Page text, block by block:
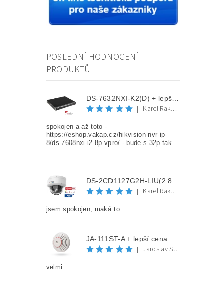
POSLEDNÍ HODNOCENÍ
PRODUKTŮ
|
Karel Rakovec
spokojen a až toto -
https://eshop.vakap.cz/hikvision-nvr-ip-
8/ds-7608nxi-i2-8p-vpro/ - bude s 32p tak
::::::
|
Karel Rakovec
jsem spokojen, maká to
|
Jaroslav Spěváček
velmi